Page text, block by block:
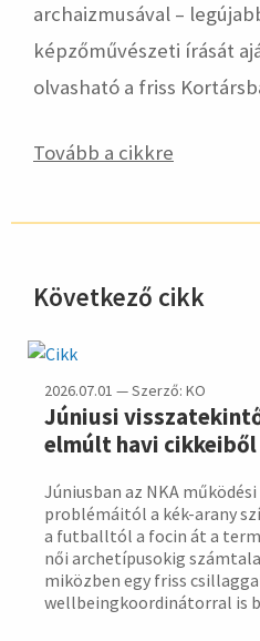
archaizmusával –
képzőművészeti írását
olvasható a friss
Tovább a cikkre
Következő cikk
2026.07.01 — Szerző: KO
Júniusi
elmúlt havi cikkeiből
Júniusban az NKA
problémáitól a kék-arany
a futballtól a focin át a
női archetípusokig
miközben egy friss
wellbeingkoordinátorral is